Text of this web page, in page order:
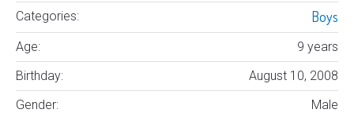
Categories:
Boys
Age:
9 years
Birthday:
August 10, 2008
Gender:
Male